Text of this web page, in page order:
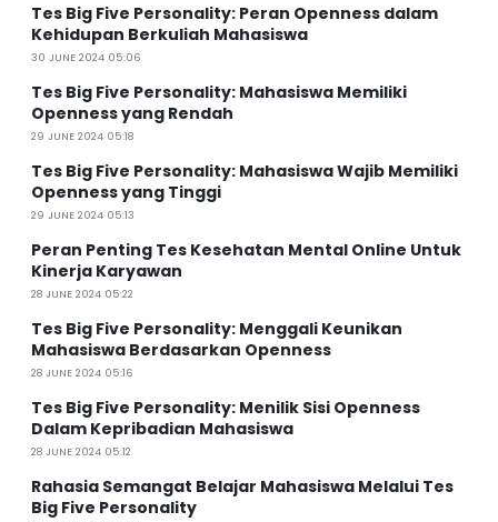
Tes Big Five Personality: Peran Openness dalam
Kehidupan Berkuliah Mahasiswa
30 JUNE 2024 05:06
Tes Big Five Personality: Mahasiswa Memiliki
Openness yang Rendah
29 JUNE 2024 05:18
Tes Big Five Personality: Mahasiswa Wajib Memiliki
Openness yang Tinggi
29 JUNE 2024 05:13
Peran Penting Tes Kesehatan Mental Online Untuk
Kinerja Karyawan
28 JUNE 2024 05:22
Tes Big Five Personality: Menggali Keunikan
Mahasiswa Berdasarkan Openness
28 JUNE 2024 05:16
Tes Big Five Personality: Menilik Sisi Openness
Dalam Kepribadian Mahasiswa
28 JUNE 2024 05:12
Rahasia Semangat Belajar Mahasiswa Melalui Tes
Big Five Personality